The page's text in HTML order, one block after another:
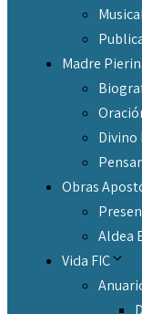
Madre
Divino
Obras
Aldea
Vida FIC